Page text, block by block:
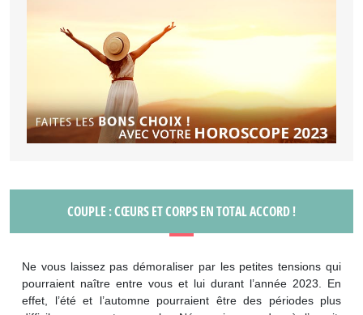
COUPLE : CŒURS ET CORPS EN TOTAL ACCORD !
Ne vous laissez pas démoraliser par les petites tensions qui
pourraient naître entre vous et lui durant l’année 2023. En
effet, l’été et l’automne pourraient être des périodes plus